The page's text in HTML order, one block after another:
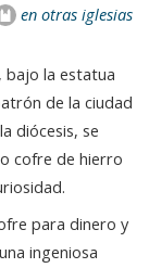
en otras iglesias
bajo la estatua
de la ciudad
diócesis, se
cofre de hierro
para dinero y
ingeniosa